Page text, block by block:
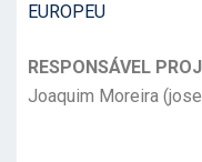
EUROPEU
RESPONSÁVEL
Joaquim Moreira